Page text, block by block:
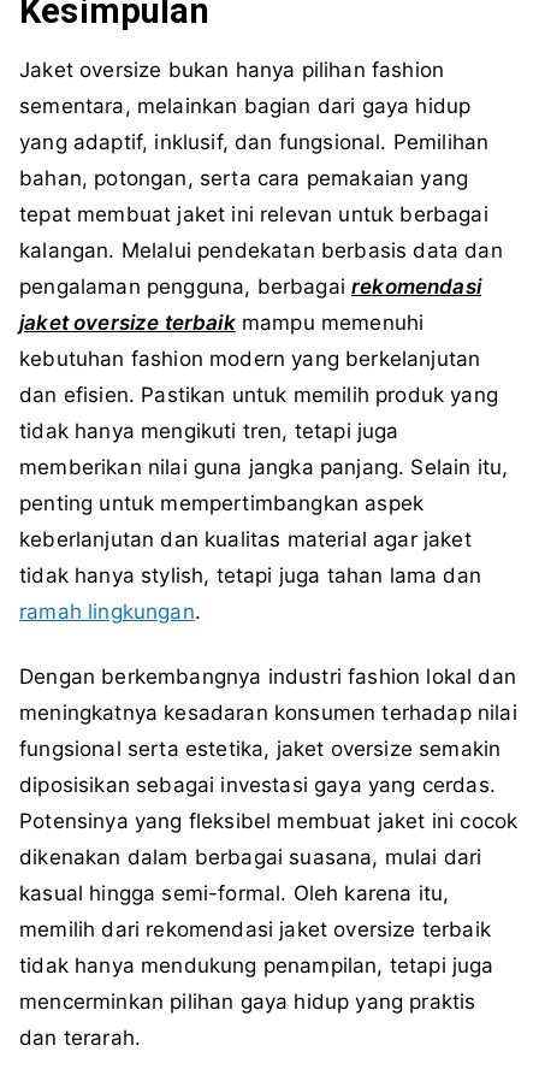
Kesimpulan
Jaket oversize bukan hanya pilihan fashion
sementara, melainkan bagian dari gaya hidup
yang adaptif, inklusif, dan fungsional. Pemilihan
bahan, potongan, serta cara pemakaian yang
tepat membuat jaket ini relevan untuk berbagai
kalangan. Melalui pendekatan berbasis data dan
pengalaman pengguna, berbagai rekomendasi
jaket oversize terbaik mampu memenuhi
kebutuhan fashion modern yang berkelanjutan
dan efisien. Pastikan untuk memilih produk yang
tidak hanya mengikuti tren, tetapi juga
memberikan nilai guna jangka panjang. Selain itu,
penting untuk mempertimbangkan aspek
keberlanjutan dan kualitas material agar jaket
tidak hanya stylish, tetapi juga tahan lama dan
ramah lingkungan.
Dengan berkembangnya industri fashion lokal dan
meningkatnya kesadaran konsumen terhadap nilai
fungsional serta estetika, jaket oversize semakin
diposisikan sebagai investasi gaya yang cerdas.
Potensinya yang fleksibel membuat jaket ini cocok
dikenakan dalam berbagai suasana, mulai dari
kasual hingga semi-formal. Oleh karena itu,
memilih dari rekomendasi jaket oversize terbaik
tidak hanya mendukung penampilan, tetapi juga
mencerminkan pilihan gaya hidup yang praktis
dan terarah.